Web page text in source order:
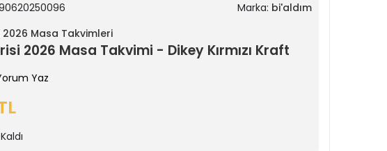
Marka: bi'aldım
2026 Masa Takvimleri
2026 Masa Takvimi - Dikey Kırmızı Kraft
Yaz